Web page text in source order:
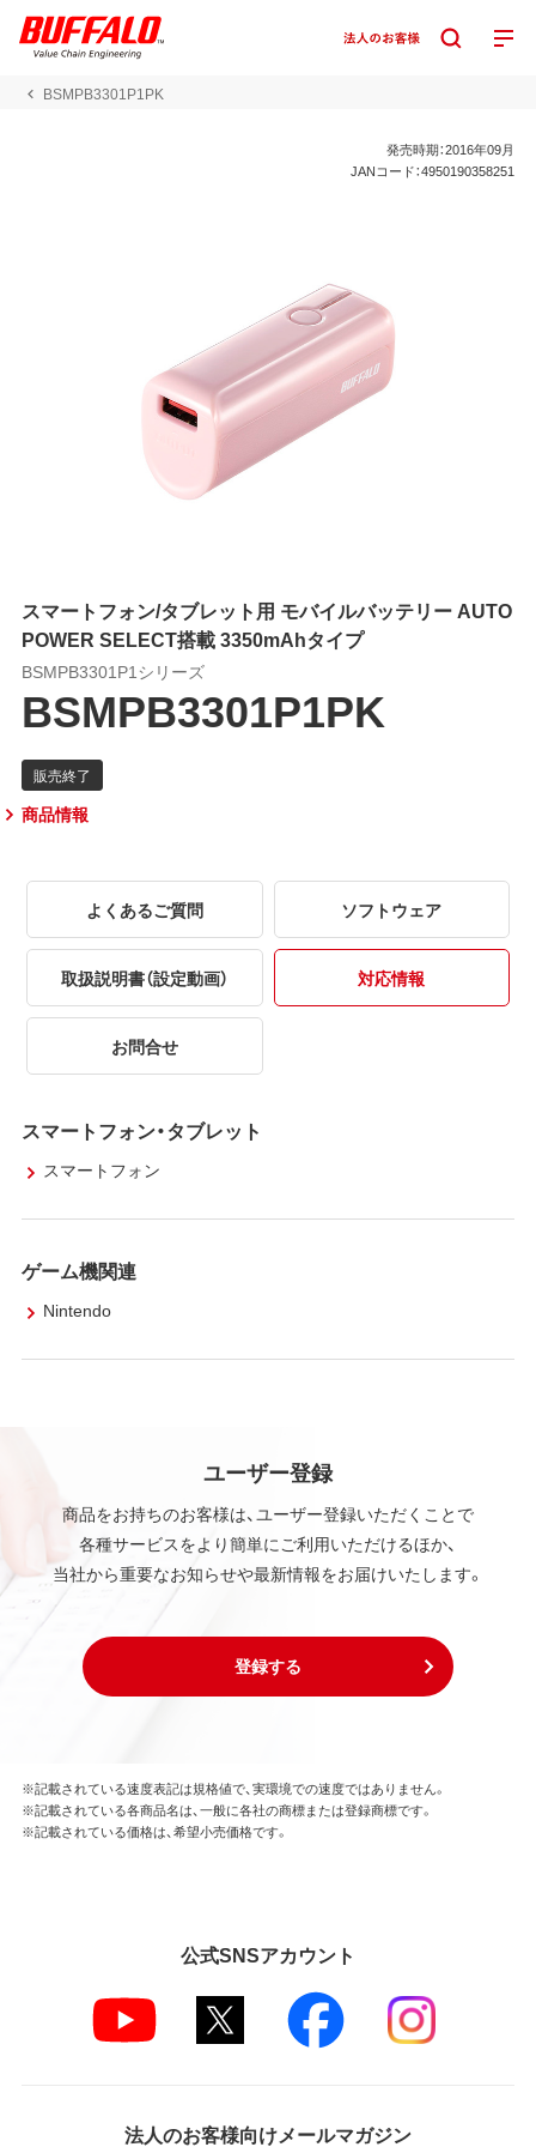
BSMPB3301P1PK
発売時期：2016年09月
JANコード：4950190358251
スマートフォン/タブレット用 モバイルバッテリー AUTO
POWER SELECT搭載 3350mAhタイプ
BSMPB3301P1シリーズ
BSMPB3301P1PK
商品情報
よくあるご質問 ソフトウェア
取扱説明書（設定動画） 対応情報
お問合せ
スマートフォン・タブレット
スマートフォン
ゲーム機関連
Nintendo
ユーザー登録
商品をお持ちのお客様は、ユーザー登録いただくことで
各種サービスをより簡単にご利用いただけるほか、
当社から重要なお知らせや最新情報をお届けいたします。
登録する
※記載されている速度表記は規格値で、実環境での速度ではありません。
※記載されている各商品名は、一般に各社の商標または登録商標です。
※記載されている価格は、希望小売価格です。
公式SNSアカウント
法人のお客様向けメールマガジン